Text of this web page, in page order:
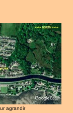
agrandir